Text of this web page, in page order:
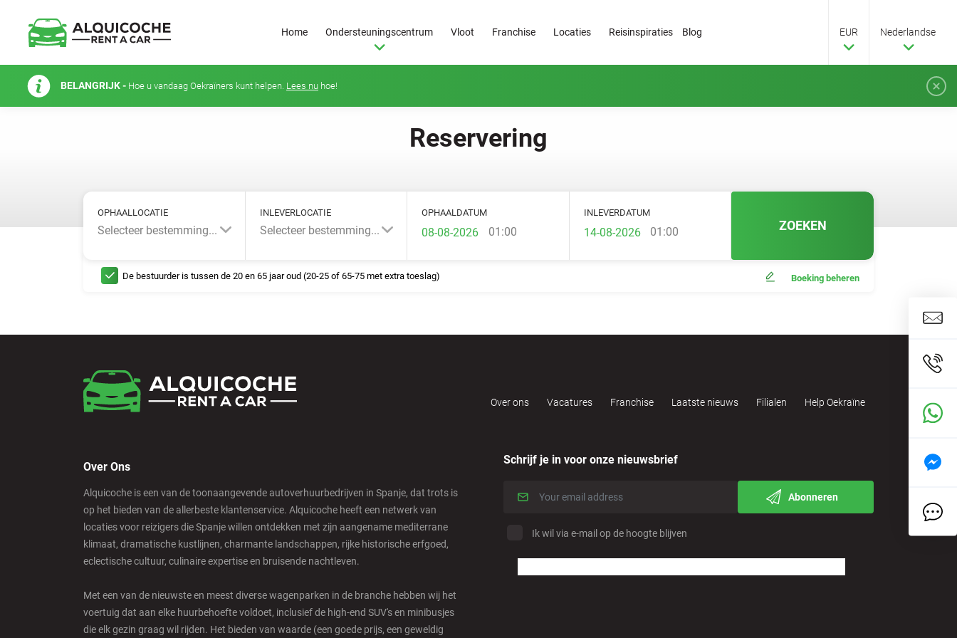
Home Ondersteuningscentrum Vloot Franchise Locaties Reisinspiraties Blog EUR Nederlandse
BELANGRIJK - Hoe u vandaag Oekraïners kunt helpen. Lees nu hoe!
Reservering
OPHAALLOCATIE
Selecteer bestemming...
INLEVERLOCATIE
Selecteer bestemming...
OPHAALDATUM
01:00
INLEVERDATUM
01:00 ZOEKEN
De bestuurder is tussen de 20 en 65 jaar oud (20-25 of 65-75 met extra toeslag) Boeking beheren
Over ons Vacatures Franchise Laatste nieuws Filialen Help Oekraïne
Over Ons
Alquicoche is een van de toonaangevende autoverhuurbedrijven in Spanje, dat trots is
op het bieden van de allerbeste klantenservice. Alquicoche heeft een netwerk van
locaties voor reizigers die Spanje willen ontdekken met zijn aangename mediterrane
klimaat, dramatische kustlijnen, charmante landschappen, rijke historische erfgoed,
eclectische cultuur, culinaire expertise en bruisende nachtleven.
Met een van de nieuwste en meest diverse wagenparken in de branche hebben wij het
voertuig dat aan elke huurbehoefte voldoet, inclusief de high-end SUV's en minibusjes
die elk gezin graag wil rijden. Het bieden van waarde (een goede prijs, een geweldig
Schrijf je in voor onze nieuwsbrief
Abonneren
Ik wil via e-mail op de hoogte blijven